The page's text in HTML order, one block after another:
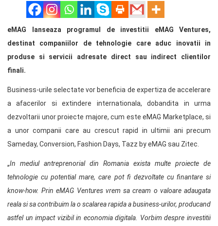
eMAG lanseaza programul de investitii eMAG Ventures,
destinat companiilor de tehnologie care aduc inovatii in
produse si servicii adresate direct sau indirect clientilor
finali.
Business-urile selectate vor beneficia de expertiza de accelerare
a afacerilor si extindere internationala, dobandita in urma
dezvoltarii unor proiecte majore, cum este eMAG Marketplace, si
a unor companii care au crescut rapid in ultimii ani precum
Sameday, Conversion, Fashion Days, Tazz by eMAG sau Zitec.
„In mediul antreprenorial din Romania exista multe proiecte de
tehnologie cu potential mare, care pot fi dezvoltate cu finantare si
know-how. Prin eMAG Ventures vrem sa cream o valoare adaugata
reala si sa contribuim la o scalarea rapida a business-urilor, producand
astfel un impact vizibil in economia digitala. Vorbim despre investitii